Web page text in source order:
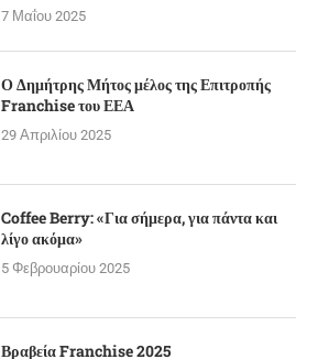
7 Μαΐου 2025
Ο Δημήτρης Μήτος μέλος της Επιτροπής
Franchise του ΕΕΑ
29 Απριλίου 2025
Coffee Berry: «Για σήμερα, για πάντα και
λίγο ακόμα»
5 Φεβρουαρίου 2025
Βραβεία Franchise 2025